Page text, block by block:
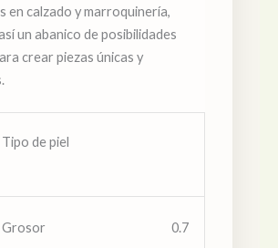
en calzado y marroquinería,
un abanico de posibilidades
crear piezas únicas y
Tipo de piel
0.7